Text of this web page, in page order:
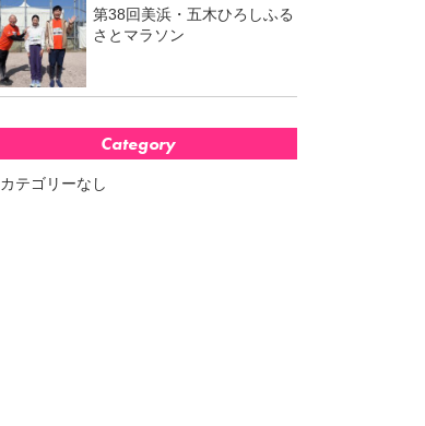
第38回美浜・五木ひろしふる
さとマラソン
Category
カテゴリーなし